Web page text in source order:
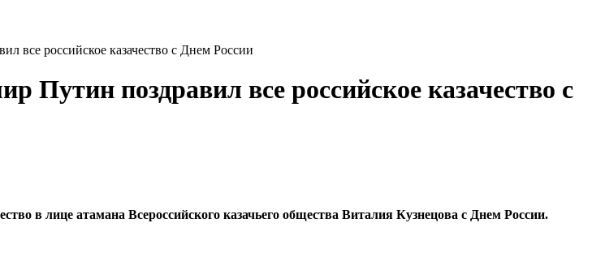
все российское казачество с Днем России
Путин поздравил все российское казачество с
в лице атамана Всероссийского казачьего общества Виталия Кузнецова с Днем России.